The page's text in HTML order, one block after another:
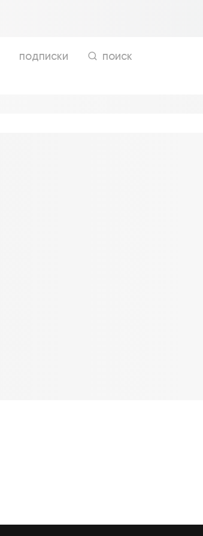
подписки поиск